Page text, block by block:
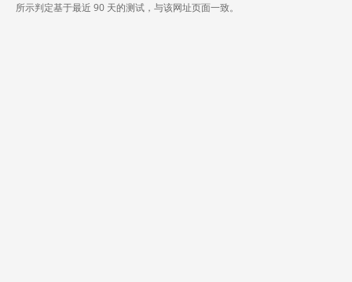
所示判定基于最近 90 天的测试，与该网址页面一致。